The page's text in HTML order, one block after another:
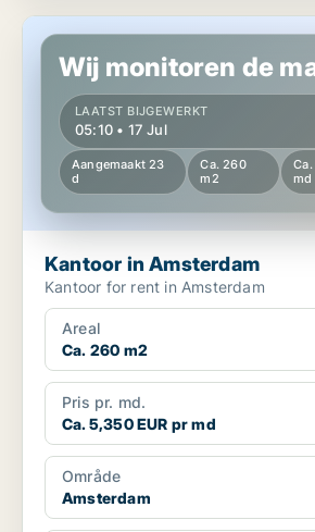
Kantoor in Amsterdam
Wij monitoren de
LAATST BIJGEWERKT
05:10 • 17 Jul
Aangemaakt 23
d
Ca. 260
m2
md
Kantoor in Amsterdam
Kantoor for rent in Amsterdam
Areal
Ca. 260 m2
Pris pr. md.
Ca. 5,350 EUR pr md
Område
Amsterdam